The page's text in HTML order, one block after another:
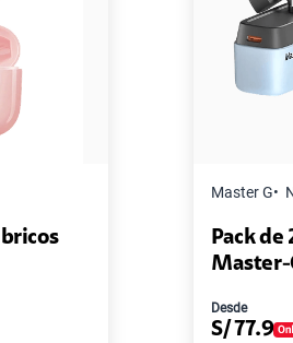
Negro
Pack de 2 Power
Master-G ...